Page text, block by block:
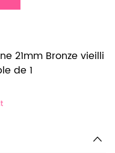
21mm Bronze vieilli
de 1